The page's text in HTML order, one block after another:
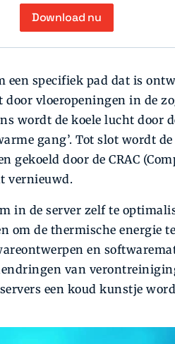
Download nu
een specifiek pad dat is
vloeropeningen in de
wordt de koele lucht door
gang’. Tot slot wordt
door de CRAC
vernieuwd.
in de server zelf te
om de thermische energie
en
van
een koud kunstje